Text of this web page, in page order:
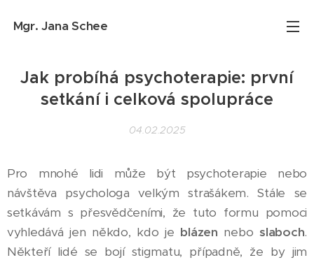
Mgr. JanaSchee
Jak probíhá psychoterapie: první
setkání i celková spolupráce
04.02.2025
Pro mnohé lidi může být psychoterapie nebo
návštěva psychologa velkým strašákem. Stále se
setkávám s přesvědčeními, že tuto formu pomoci
vyhledává jen někdo, kdo je blázen neboslaboch.
Někteří lidé se bojí stigmatu, případně, že by jim